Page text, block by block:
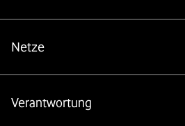
Netze
Verantwortung